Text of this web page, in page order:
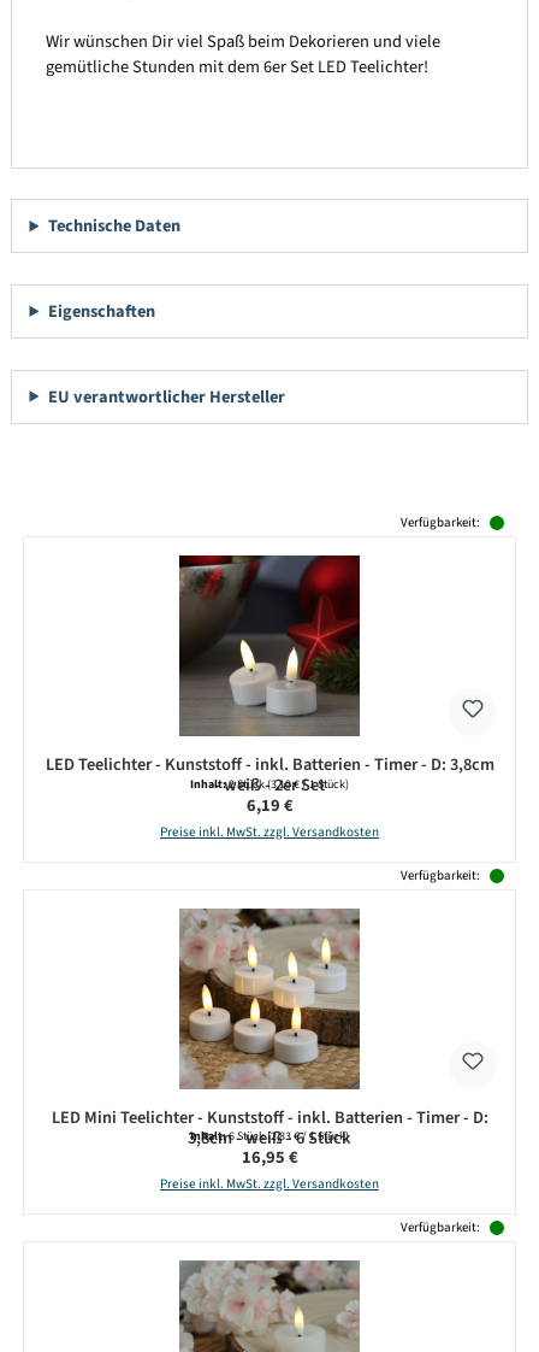
Wir wünschen Dir viel Spaß beim Dekorieren und viele
gemütliche Stunden mit dem 6er Set LED Teelichter!
Technische Daten
Eigenschaften
EU verantwortlicher Hersteller
Verfügbarkeit:
LED Teelichter - Kunststoff - inkl. Batterien - Timer - D: 3,8cm
- weiß - 2er Set
Inhalt:2 Stück(3,10 € / 1 Stück)
Regulärer Preis:
6,19 €
Preise inkl. MwSt. zzgl. Versandkosten
Verfügbarkeit:
LED Mini Teelichter - Kunststoff - inkl. Batterien - Timer - D:
3,8cm - weiß - 6 Stück
Inhalt:6 Stück(2,83 € / 1 Stück)
Regulärer Preis:
16,95 €
Preise inkl. MwSt. zzgl. Versandkosten
Verfügbarkeit: